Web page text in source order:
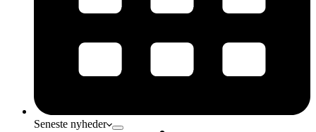
Seneste nyheder